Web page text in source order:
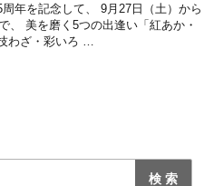
年を記念して、 9月27日（土）から
、 美を磨く5つの出逢い「紅あか・
わざ・彩いろ …